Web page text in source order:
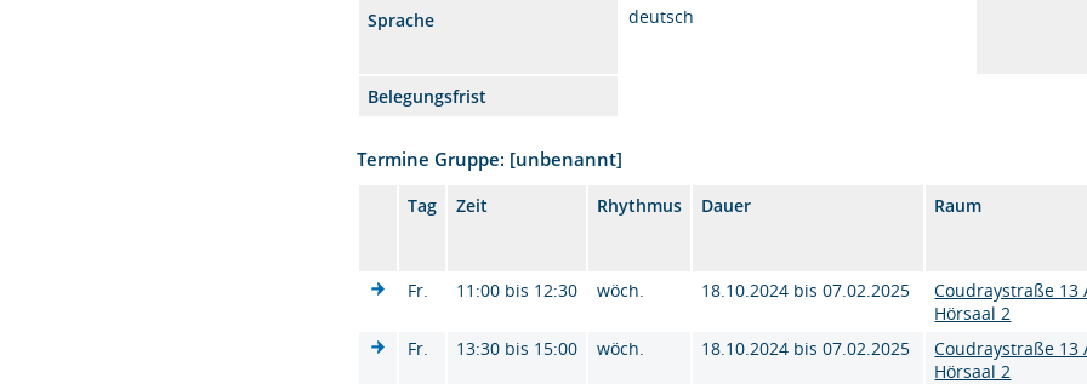
Sprache deutsch
Belegungsfrist
Termine Gruppe: [unbenannt]
Tag Zeit Rhythmus Dauer Raum
Fr.
11:00 bis 12:30 wöch. 18.10.2024 bis 07.02.2025
Coudraystraße 13
Hörsaal 2
Fr.
13:30 bis 15:00 wöch. 18.10.2024 bis 07.02.2025
Coudraystraße 13
Hörsaal 2